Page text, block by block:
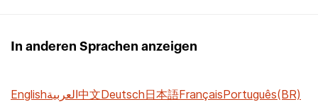
In anderen Sprachen anzeigen
Englishالعربية中文Deutsch日本語FrançaisPortuguês(BR)